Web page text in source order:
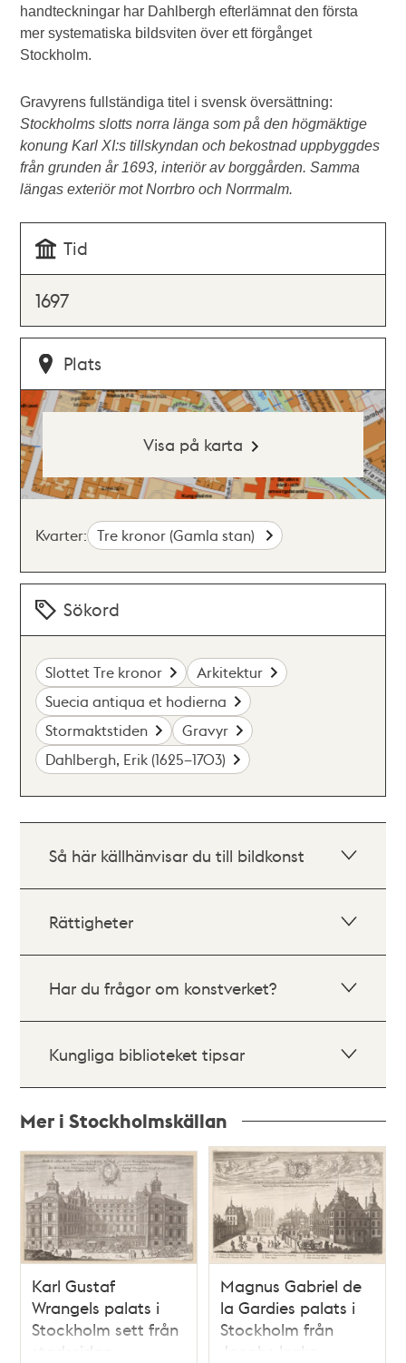
handteckningar har Dahlbergh efterlämnat den första
mer systematiska bildsviten över ett förgånget
Stockholm.
Gravyrens fullständiga titel i svensk översättning:
Stockholms slotts norra länga som på den högmäktige
konung Karl XI:s tillskyndan och bekostnad uppbyggdes
från grunden år 1693, interiör av borggården. Samma
längas exteriör mot Norrbro och Norrmalm.
Tid
1697
Plats
Visa på karta
Kvarter: Tre kronor (Gamla stan)
Sökord
Slottet Tre kronor
Arkitektur
Suecia antiqua et hodierna
Stormaktstiden
Gravyr
Dahlbergh, Erik (1625–1703)
Så här källhänvisar du till bildkonst
Rättigheter
Har du frågor om konstverket?
Kungliga biblioteket tipsar
Mer i Stockholmskällan
Relaterade
poster
och
teman
Karl Gustaf
Wrangels palats i
Stockholm sett från
stadssidan
Magnus Gabriel de
la Gardies palats i
Stockholm från
Jacobs kyrka